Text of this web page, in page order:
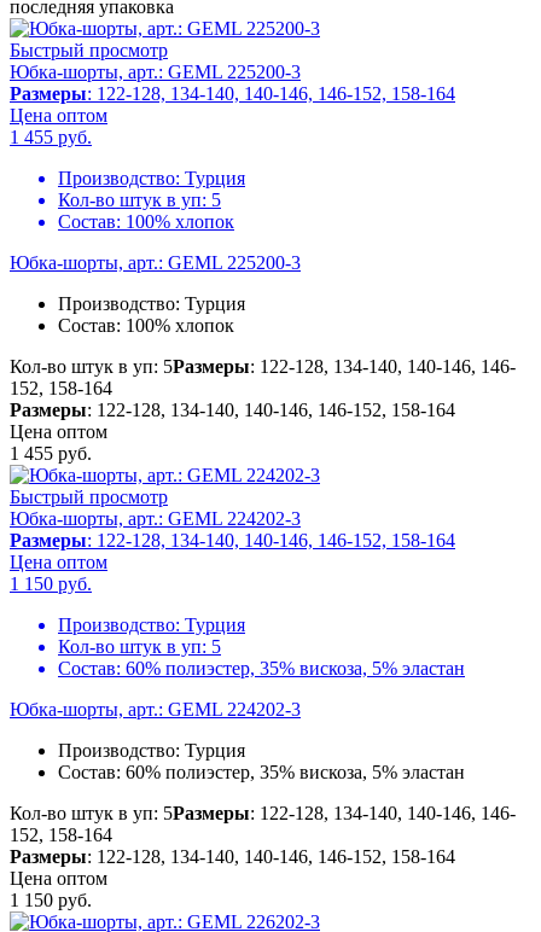
последняя упаковка
Быстрый просмотр
Юбка-шорты, арт.: GEML 225200-3
Размеры: 122-128, 134-140, 140-146, 146-152, 158-164
Цена оптом
1 455 руб.
Производство: Турция
Кол-во штук в уп: 5
Состав: 100% хлопок
Юбка-шорты, арт.: GEML 225200-3
Производство: Турция
Состав: 100% хлопок
Кол-во штук в уп: 5Размеры: 122-128, 134-140, 140-146, 146-
152, 158-164
Размеры: 122-128, 134-140, 140-146, 146-152, 158-164
Цена оптом
1 455 руб.
Быстрый просмотр
Юбка-шорты, арт.: GEML 224202-3
Размеры: 122-128, 134-140, 140-146, 146-152, 158-164
Цена оптом
1 150 руб.
Производство: Турция
Кол-во штук в уп: 5
Состав: 60% полиэстер, 35% вискоза, 5% эластан
Юбка-шорты, арт.: GEML 224202-3
Производство: Турция
Состав: 60% полиэстер, 35% вискоза, 5% эластан
Кол-во штук в уп: 5Размеры: 122-128, 134-140, 140-146, 146-
152, 158-164
Размеры: 122-128, 134-140, 140-146, 146-152, 158-164
Цена оптом
1 150 руб.